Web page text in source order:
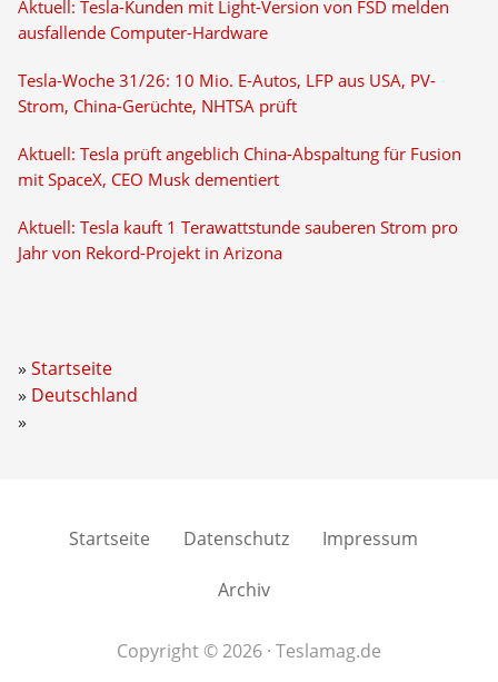
Aktuell: Tesla-Kunden mit Light-Version von FSD melden
ausfallende Computer-Hardware
Tesla-Woche 31/26: 10 Mio. E-Autos, LFP aus USA, PV-
Strom, China-Gerüchte, NHTSA prüft
Aktuell: Tesla prüft angeblich China-Abspaltung für Fusion
mit SpaceX, CEO Musk dementiert
Aktuell: Tesla kauft 1 Terawattstunde sauberen Strom pro
Jahr von Rekord-Projekt in Arizona
Startseite
Deutschland
Startseite Datenschutz Impressum
Archiv
Copyright © 2026 · Teslamag.de